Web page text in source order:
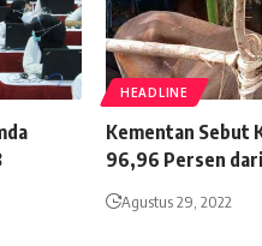
HEADLINE
Kementan Sebut
96,96 Persen
Agustus 29, 2022